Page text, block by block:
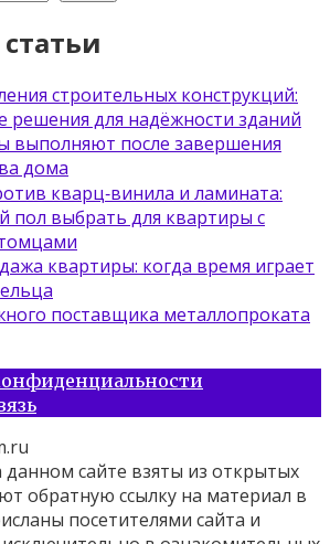
строительных конструкций:
решения для надёжности зданий
выполняют после завершения
дома
кварц‑винила и ламината:
пол выбрать для квартиры с
квартиры: когда время играет
поставщика металлопроката
сайте взяты из открытых
обратную ссылку на материал в
посетителями сайта и